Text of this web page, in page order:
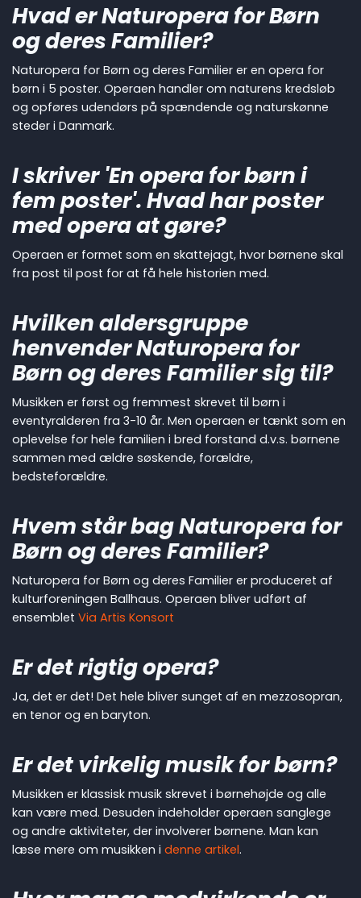
Hvad er Naturopera for Børn
og deres Familier?
Naturopera for Børn og deres Familier er en opera for
børn i 5 poster. Operaen handler om naturens kredsløb
og opføres udendørs på spændende og naturskønne
steder i Danmark.
I skriver 'En opera for børn i
fem poster'. Hvad har poster
med opera at gøre?
Operaen er formet som en skattejagt, hvor børnene skal
fra post til post for at få hele historien med.
Hvilken aldersgruppe
henvender Naturopera for
Børn og deres Familier sig til?
Musikken er først og fremmest skrevet til børn i
eventyralderen fra 3-10 år. Men operaen er tænkt som en
oplevelse for hele familien i bred forstand d.v.s. børnene
sammen med ældre søskende, forældre,
bedsteforældre.
Hvem står bag Naturopera for
Børn og deres Familier?
Naturopera for Børn og deres Familier er produceret af
kulturforeningen Ballhaus. Operaen bliver udført af
ensemblet Via Artis Konsort
Er det rigtig opera?
Ja, det er det! Det hele bliver sunget af en mezzosopran,
en tenor og en baryton.
Er det virkelig musik for børn?
Musikken er klassisk musik skrevet i børnehøjde og alle
kan være med. Desuden indeholder operaen sanglege
og andre aktiviteter, der involverer børnene. Man kan
læse mere om musikken i denne artikel.